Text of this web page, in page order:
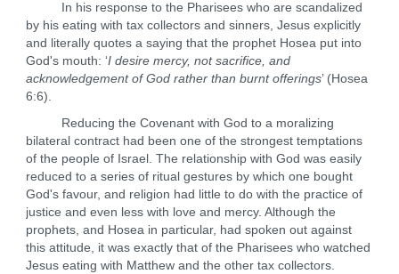
In his response to the Pharisees who are scandalized
by his eating with tax collectors and sinners, Jesus explicitly
and literally quotes a saying that the prophet Hosea put into
God's mouth: ‘I desire mercy, not sacrifice, and
acknowledgement of God rather than burnt offerings’ (Hosea
6:6).
Reducing the Covenant with God to a moralizing
bilateral contract had been one of the strongest temptations
of the people of Israel. The relationship with God was easily
reduced to a series of ritual gestures by which one bought
God's favour, and religion had little to do with the practice of
justice and even less with love and mercy. Although the
prophets, and Hosea in particular, had spoken out against
this attitude, it was exactly that of the Pharisees who watched
Jesus eating with Matthew and the other tax collectors.